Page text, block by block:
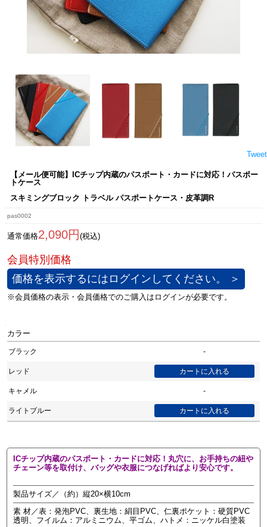
Tweet
【メール便可能】ICチップ内蔵のパスポート・カードに対応！パスポー
トケース
スキミングブロック トラベル パスポートケース・皮革調R
pas0002
通常価格2,090円 (税込)
価格を表示するにはログインしてください。 ＞
カラー
ブラック -
レッド
キャメル -
ライトブルー
ICチップ内蔵のパスポート・カードに対応！丸穴に、お手持ちの紐や
チェーン等を取付け、バッグや衣服につなげればより安心です。
製品サイズ／（約）縦20×横10cm
素 材／表：発泡PVC、裏生地：絹目PVC、仁裏ポケット：硬質PVC
透明、フイルム：アルミニウム、平ゴム、ハトメ：ニッケル白塗装